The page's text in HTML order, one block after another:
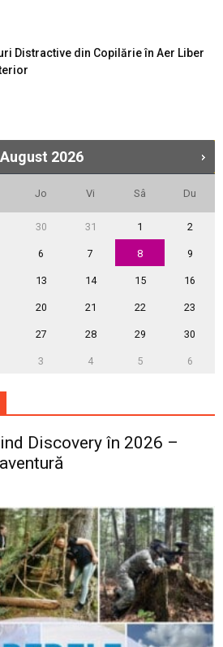
Distractive din Copilărie în Aer Liber
August 2026
Jo Vi Sâ Du
30 31 1 2
6 7 8 9
13 14 15 16
20 21 22 23
27 28 29 30
3 4 5 6
Discovery în 2026 –